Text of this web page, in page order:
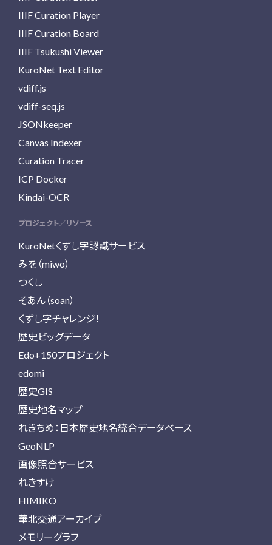
IIIF Curation Player
IIIF Curation Board
IIIF Tsukushi Viewer
KuroNet Text Editor
vdiff.js
vdiff-seq.js
JSONkeeper
Canvas Indexer
Curation Tracer
ICP Docker
Kindai-OCR
プロジェクト／リソース
KuroNetくずし字認識サービス
みを（miwo）
つくし
そあん（soan）
くずし字チャレンジ！
歴史ビッグデータ
Edo+150プロジェクト
edomi
歴史GIS
歴史地名マップ
れきちめ：日本歴史地名統合データベース
GeoNLP
画像照合サービス
れきすけ
HIMIKO
華北交通アーカイブ
メモリーグラフ